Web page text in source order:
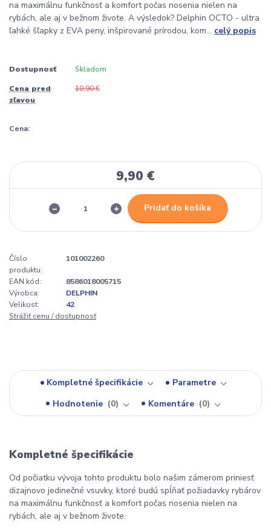
na maximálnu funkčnosť a komfort počas nosenia nielen na
rybách, ale aj v bežnom živote. A výsledok? Delphin OCTO - ultra
ľahké šľapky z EVA peny, inšpirované prírodou, kom... celý popis
Dostupnosť Skladom
Cena pred
zľavou
10,90 €
Cena:
9,90 €
Pridať do košíka
Číslo
produktu:
101002260
EAN kód:
8586018005715
Výrobca:
DELPHIN
Velikost:
42
Strážiť cenu / dostupnosť
Kompletné špecifikácie
Parametre
Hodnotenie
0 Komentáre 0
Kompletné špecifikácie
Od počiatku vývoja tohto produktu bolo našim zámerom priniesť
dizajnovo jedinečné vsuvky, ktoré budú spĺňať požiadavky rybárov
na maximálnu funkčnosť a komfort počas nosenia nielen na
rybách, ale aj v bežnom živote.